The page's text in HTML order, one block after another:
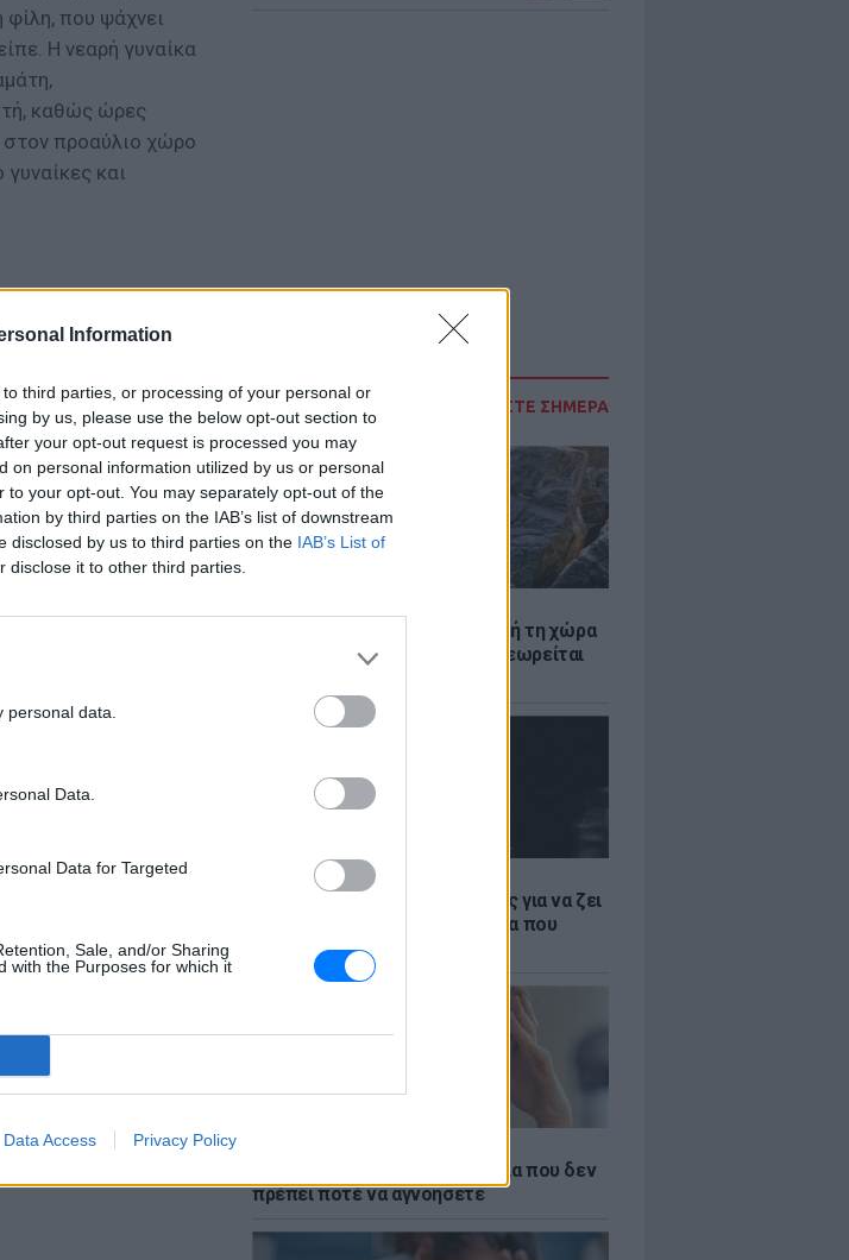
Information
third parties, or processing of your personal or
by us, please use the below opt-out section to
your opt-out request is processed you may
on personal information utilized by us or personal
your opt-out. You may separately opt-out of the
by third parties on the IAB’s list of downstream
disclosed by us to third parties on the IAB’s List of
disclose it to other third parties.
data.
Data.
Data for Targeted
Sale, and/or Sharing
with the Purposes for which it
Data Access Privacy Policy
ΔΙΑΒΑΣΤΕ ΣΗΜΕΡΑ
Η παράξενη ελευθερία: Σε αυτή τη χώρα
της Ευρώπης, το γuμνό δεν θεωρείται
ΘΕΜΑΤΑ
Ποια χώρα είναι η πιο ασφαλής για να ζει
μια γυναίκα; Η παγκόσμια λίστα που
αλλάζει όσα ξέραμε
Χαμηλός σίδηρος; Τα 4 σημάδια που δεν
πρέπει ποτέ να αγνοήσετε
φίλη, που ψάχνει
Η νεαρή γυναίκα
καθώς ώρες
προαύλιο χώρο
και
του E-Daily.gr